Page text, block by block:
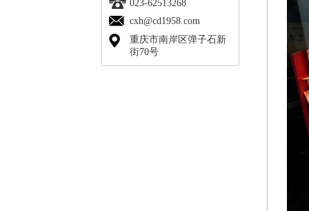
023-62513268
cxh@cd1958.com
重庆市南岸区弹子石新
街70号